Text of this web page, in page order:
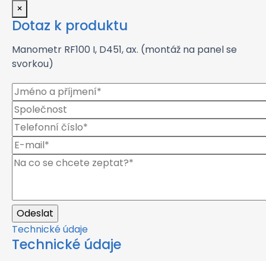
×
Dotaz k produktu
Manometr RF100 I, D451, ax. (montáž na panel se
svorkou)
Technické údaje
Technické údaje